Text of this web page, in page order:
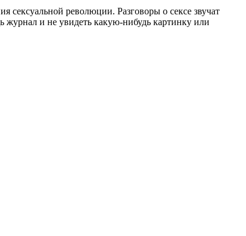
сексуальной революции. Разговоры о сексе звучат
журнал и не увидеть какую-нибудь картинку или